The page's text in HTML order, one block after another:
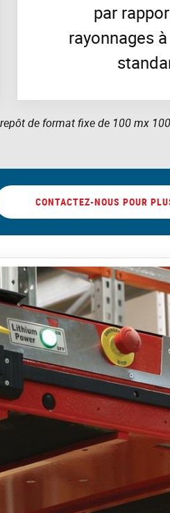
par
rayonnages
de format fixe de 100 mx
CONTACTEZ-NOUS POUR